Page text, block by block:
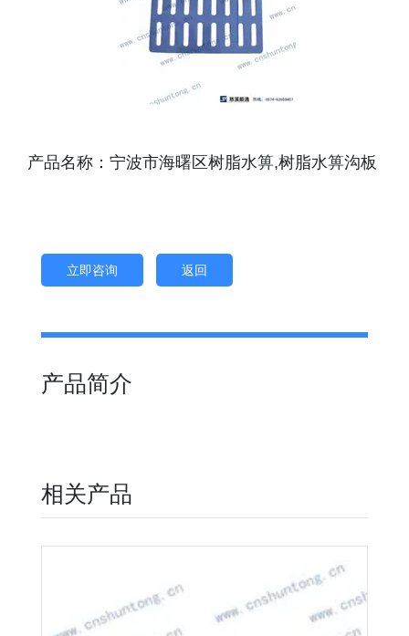
产品名称：宁波市海曙区树脂水箅,树脂水箅沟板
立即咨询 返回
产品简介
相关产品